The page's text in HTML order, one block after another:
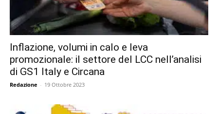
Inflazione, volumi in calo e leva
promozionale: il settore del LCC nell’analisi
di GS1 Italy e Circana
Redazione - 19 Ottobre 2023